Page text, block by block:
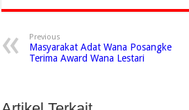
Previous
Masyarakat Adat Wana Posangke
Terima Award Wana Lestari